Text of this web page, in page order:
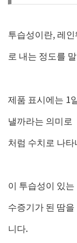
투습성이란, 레
로 내는 정도를
제품 표시에는 1
낼까라는 의미로
처럼 수치로 나
이 투습성이 있
수증기가 된 땀
니다.